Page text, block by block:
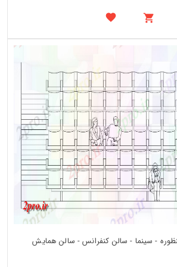
- سینما - سالن کنفرانس - سالن همایش